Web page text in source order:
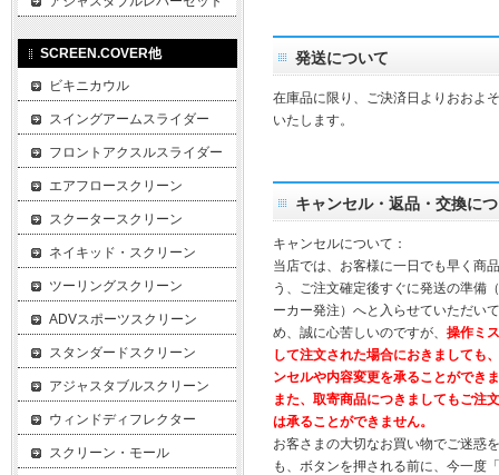
発送について
在庫品に限り、ご決済日よりおおよ
いたします。
キャンセル・返品・交換に
キャンセルについて：
当店では、お客様に一日でも早く商
う、ご注文確定後すぐに発送の準備
ーカー発注）へと入らせていただい
め、誠に心苦しいのですが、 操作ミ
して注文された場合におきましても
ンセルや内容変更を承ることができ
また、取寄商品につきましてもご注
は承ることができません。
お客さまの大切なお買い物でご迷惑
も、ボタンを押される前に、今一度
SCREEN.COVER他
ビキニカウル
スイングアームスライダー
フロントアクスルスライダー
エアフロースクリーン
スクータースクリーン
ネイキッド・スクリーン
ツーリングスクリーン
ADVスポーツスクリーン
スタンダードスクリーン
アジャスタブルスクリーン
ウィンドディフレクター
スクリーン・モール